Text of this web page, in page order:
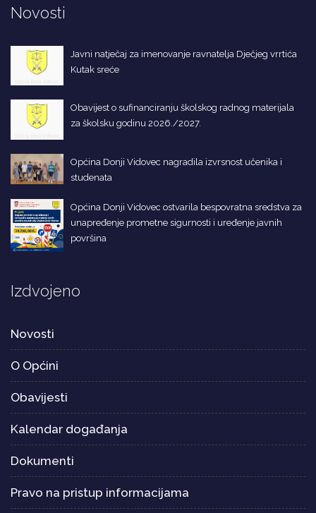
Novosti
Javni natječaj za imenovanje ravnatelja Dječjeg vrrtića
Kutak sreće
Obavijest o sufinanciranju školskog radnog materijala
za školsku godinu 2026./2027.
Općina Donji Vidovec nagradila izvrsnost učenika i
studenata
Općina Donji Vidovec ostvarila bespovratna sredstva za
unapređenje prometne sigurnosti i uređenje javnih
površina
Izdvojeno
Novosti
O Općini
Obavijesti
Kalendar događanja
Dokumenti
Pravo na pristup informacijama